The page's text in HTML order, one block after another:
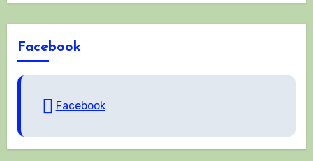
Facebook
Facebook